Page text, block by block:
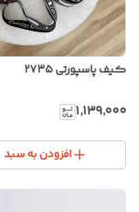
کیف پاسپورتی ۲۷۳۵
۱٬۱۳۹٬۰۰۰
افزودن به سبد